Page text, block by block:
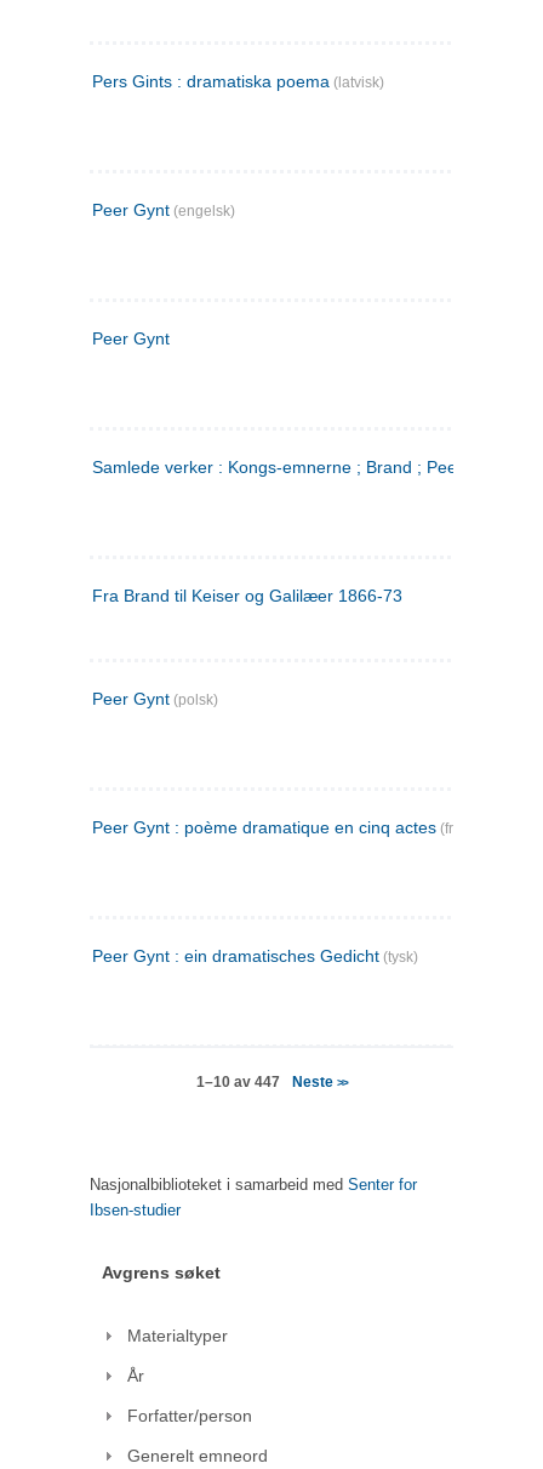
Pers Gints : dramatiska poema (latvisk)
Peer Gynt (engelsk)
Peer Gynt
Samlede verker : Kongs-emnerne ; Brand ; Peer Gynt. 2
Fra Brand til Keiser og Galilæer 1866-73
Peer Gynt (polsk)
Peer Gynt : poème dramatique en cinq actes (fransk)
Peer Gynt : ein dramatisches Gedicht (tysk)
1–10 av 447 Neste >>
Nasjonalbiblioteket i samarbeid med Senter for
Ibsen-studier
Avgrens søket
Materialtyper
År
Forfatter/person
Generelt emneord